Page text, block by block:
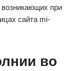
при
сайта mi-
во